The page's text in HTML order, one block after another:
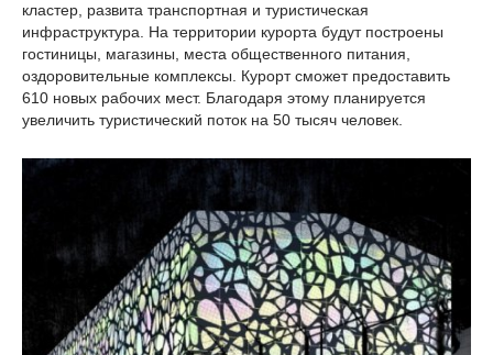
кластер, развита транспортная и туристическая
инфраструктура. На территории курорта будут построены
гостиницы, магазины, места общественного питания,
оздоровительные комплексы. Курорт сможет предоставить
610 новых рабочих мест. Благодаря этому планируется
увеличить туристический поток на 50 тысяч человек.